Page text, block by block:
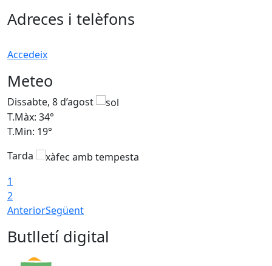
Adreces i telèfons
Accedeix
Meteo
Dissabte, 8 d’agost
T.Màx: 34°
T.Min: 19°
Tarda
1
2
AnteriorSegüent
Butlletí digital